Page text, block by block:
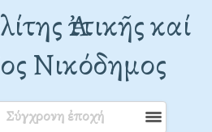
Ἀττικῆς καί
Νικόδημος
Σύγχρονη ἐποχή